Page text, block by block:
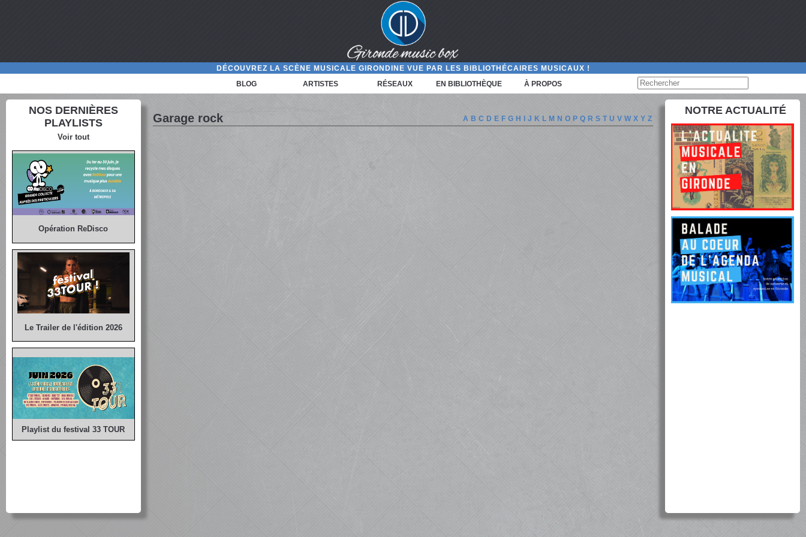
DÉCOUVREZ LA SCÈNE MUSICALE GIRONDINE VUE PAR LES BIBLIOTHÉCAIRES MUSICAUX !
BLOG
ARTISTES RÉSEAUX EN BIBLIOTHÈQUE À PROPOS
NOS DERNIÈRES
PLAYLISTS
Voir tout
Opération ReDisco
Le Trailer de l'édition 2026
Playlist du festival 33 TOUR
Garage rock A B C D E F G H I J K L M N O P Q R S T U V W X Y Z
NOTRE ACTUALITÉ